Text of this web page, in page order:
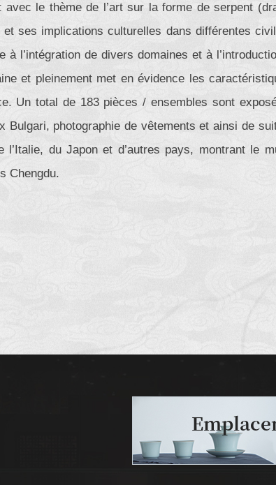
le thème de l’art sur la forme de serpent
ses implications culturelles dans différentes
l’intégration de divers domaines et à
et pleinement met en évidence les
Un total de 183 pièces / ensembles sont
Bulgari, photographie de vêtements et ainsi de
du Japon et d’autres pays, montrant le
Chengdu.